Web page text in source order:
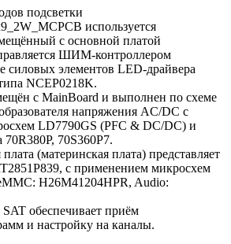
подсветки
используется
с основной платой
ШИМ-контроллером
силовых элементов LED-драйвера
NCEP0218K.
с MainBoard и выполнен по схеме
напряжения AC/DC c
LD7790GS (PFC & DC/DC) и
70S360P7.
(материнская плата) представляет
с применением микросхем
H26M41204HPR, Audio:
обеспечивает приём
и настройку на каналы.